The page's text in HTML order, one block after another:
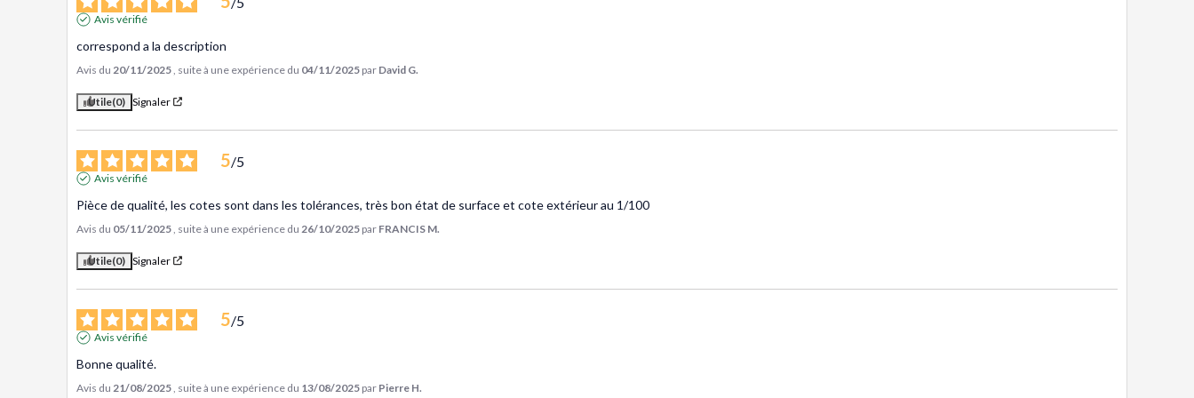
Avis vérifié
correspond a la description
Avis du 20/11/2025 , suite à une expérience du 04/11/2025 par David G.
Utile(0) Signaler
5/5
Avis vérifié
Pièce de qualité, les cotes sont dans les tolérances, très bon état de surface et cote extérieur au 1/100
Avis du 05/11/2025 , suite à une expérience du 26/10/2025 par FRANCIS M.
Utile(0) Signaler
5/5
Avis vérifié
Bonne qualité.
Avis du 21/08/2025 , suite à une expérience du 13/08/2025 par Pierre H.